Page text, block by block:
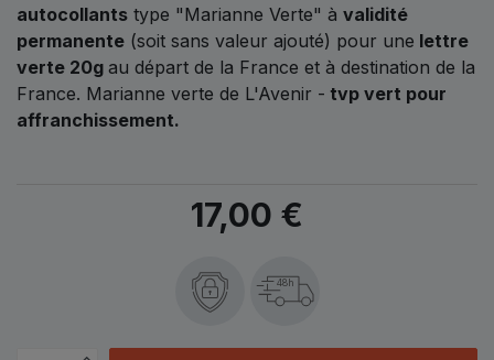
autocollants type "Marianne Verte" à validité
permanente (soit sans valeur ajouté) pour une lettre
verte 20g au départ de la France et à destination de la
France. Marianne verte de L'Avenir - tvp vert pour
affranchissement.
17,00 €
48h